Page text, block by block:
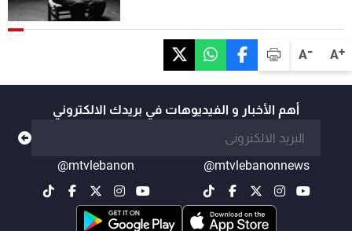
A+
A-
أهم الأخبار و الفيديوهات في بريدك الالكتروني
@mtvlebanonnews
@mtvlebanon